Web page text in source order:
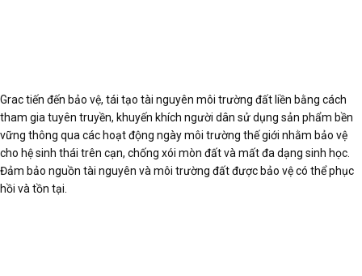
Grac tiến đến bảo vệ, tái tạo tài nguyên môi trường đất liền bằng cách
tham gia tuyên truyền, khuyến khích người dân sử dụng sản phẩm bền
vững thông qua các hoạt động ngày môi trường thế giới nhằm bảo vệ
cho hệ sinh thái trên cạn, chống xói mòn đất và mất đa dạng sinh học.
Đảm bảo nguồn tài nguyên và môi trường đất được bảo vệ có thể phục
hồi và tồn tại.